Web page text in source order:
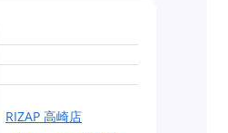
RIZAP 高崎店